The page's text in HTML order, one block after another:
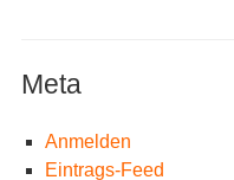
Meta
Anmelden
Eintrags-Feed